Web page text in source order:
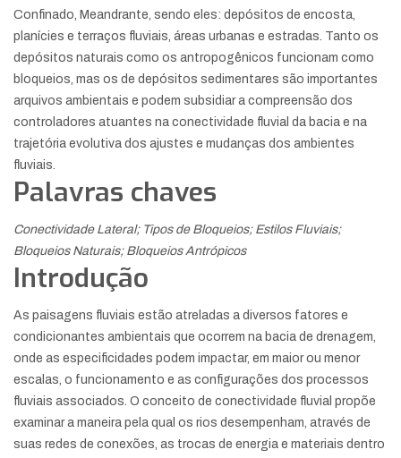
Confinado, Meandrante, sendo eles: depósitos de encosta,
planícies e terraços fluviais, áreas urbanas e estradas. Tanto os
depósitos naturais como os antropogênicos funcionam como
bloqueios, mas os de depósitos sedimentares são importantes
arquivos ambientais e podem subsidiar a compreensão dos
controladores atuantes na conectividade fluvial da bacia e na
trajetória evolutiva dos ajustes e mudanças dos ambientes
fluviais.
Palavras chaves
Conectividade Lateral; Tipos de Bloqueios; Estilos Fluviais;
Bloqueios Naturais; Bloqueios Antrópicos
Introdução
As paisagens fluviais estão atreladas a diversos fatores e
condicionantes ambientais que ocorrem na bacia de drenagem,
onde as especificidades podem impactar, em maior ou menor
escalas, o funcionamento e as configurações dos processos
fluviais associados. O conceito de conectividade fluvial propõe
examinar a maneira pela qual os rios desempenham, através de
suas redes de conexões, as trocas de energia e materiais dentro